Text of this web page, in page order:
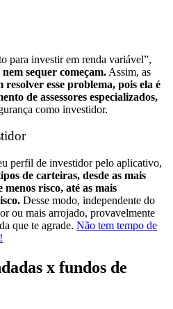
para investir em renda variável”,
sequer começam. Assim, as
resolver esse problema, pois ela é
de assessores especializados,
como investidor.
perfil de investidor pelo aplicativo,
de carteiras, desde as mais
menos risco, até as mais
Desse modo, independente do
ou mais arrojado, provavelmente
que te agrade. Não tem tempo de
x fundos de